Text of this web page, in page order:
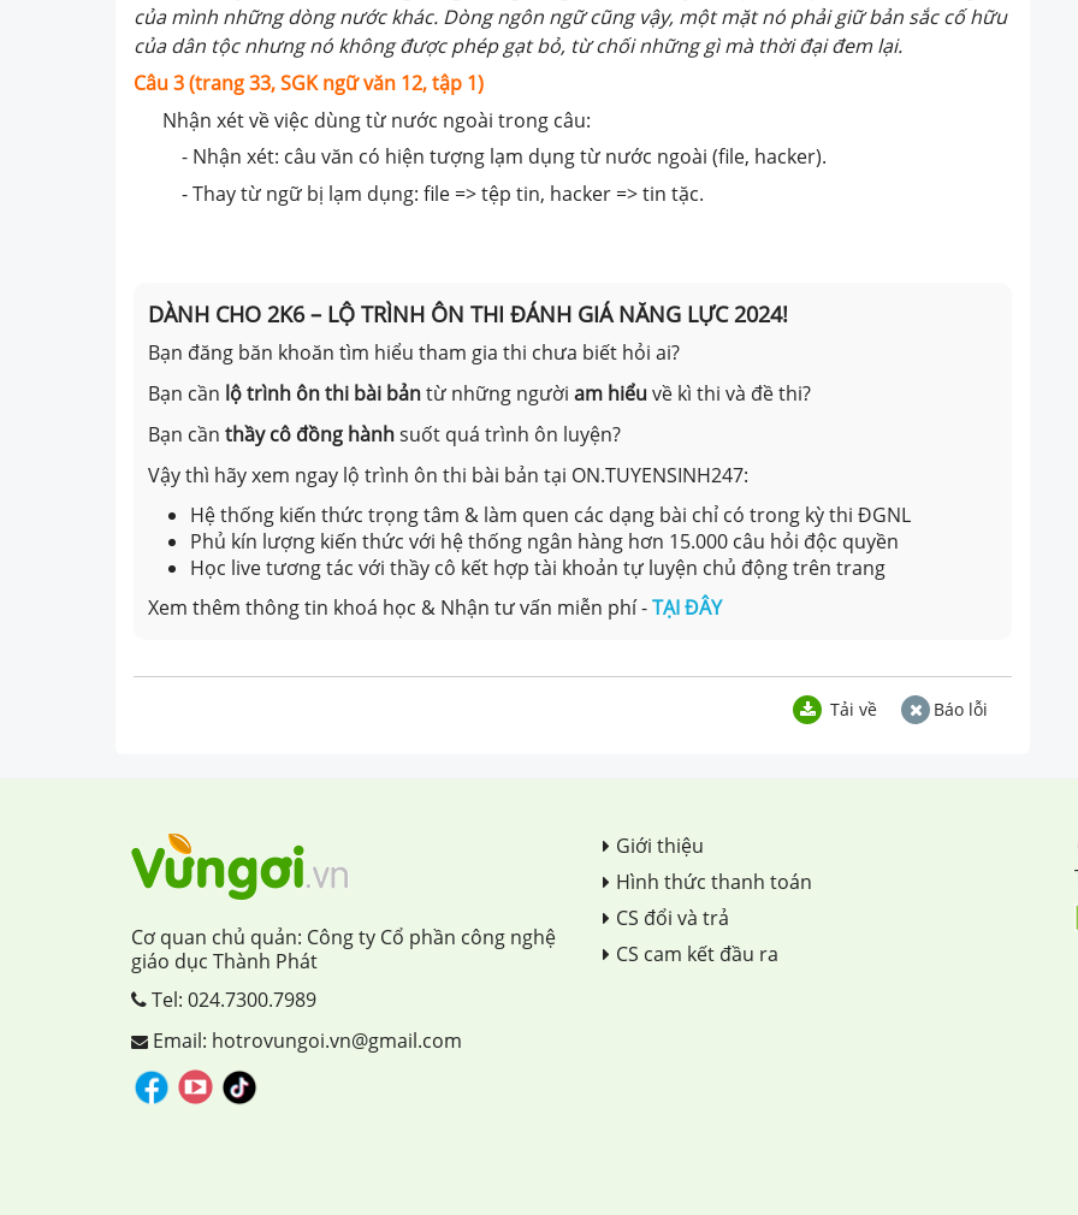
của mình những dòng nước khác. Dòng ngôn ngữ cũng vậy, một mặt nó phải giữ bản sắc cố hữu
của dân tộc nhưng nó không được phép gạt bỏ, từ chối những gì mà thời đại đem lại.
Câu 3 (trang 33, SGK ngữ văn 12, tập 1)
Nhận xét về việc dùng từ nước ngoài trong câu:
- Nhận xét: câu văn có hiện tượng lạm dụng từ nước ngoài (file, hacker).
- Thay từ ngữ bị lạm dụng: file => tệp tin, hacker => tin tặc.
DÀNH CHO 2K6 – LỘ TRÌNH ÔN THI ĐÁNH GIÁ NĂNG LỰC 2024!
Bạn đăng băn khoăn tìm hiểu tham gia thi chưa biết hỏi ai?
Bạn cần lộ trình ôn thi bài bảntừ những người am hiểuvề kì thi và đề thi?
Bạn cần thầy cô đồng hànhsuốt quá trình ôn luyện?
Vậy thì hãy xem ngay lộ trình ôn thi bài bản tại ON.TUYENSINH247:
Hệ thống kiến thức trọng tâm & làm quen các dạng bài chỉ có trong kỳ thi ĐGNL
Phủ kín lượng kiến thức với hệ thống ngân hàng hơn 15.000 câu hỏi độc quyền
Học live tương tác với thầy cô kết hợp tài khoản tự luyện chủ động trên trang
Xem thêm thông tin khoá học & Nhận tư vấn miễn phí -TẠI ĐÂY
Tải về Báo lỗi
Cơ quan chủ quản: Công ty Cổ phần công nghệ
giáo dục Thành Phát
Tel: 024.7300.7989
Email: hotrovungoi.vn@gmail.com
Giới thiệu
Hình thức thanh toán
CS đổi và trả
CS cam kết đầu ra